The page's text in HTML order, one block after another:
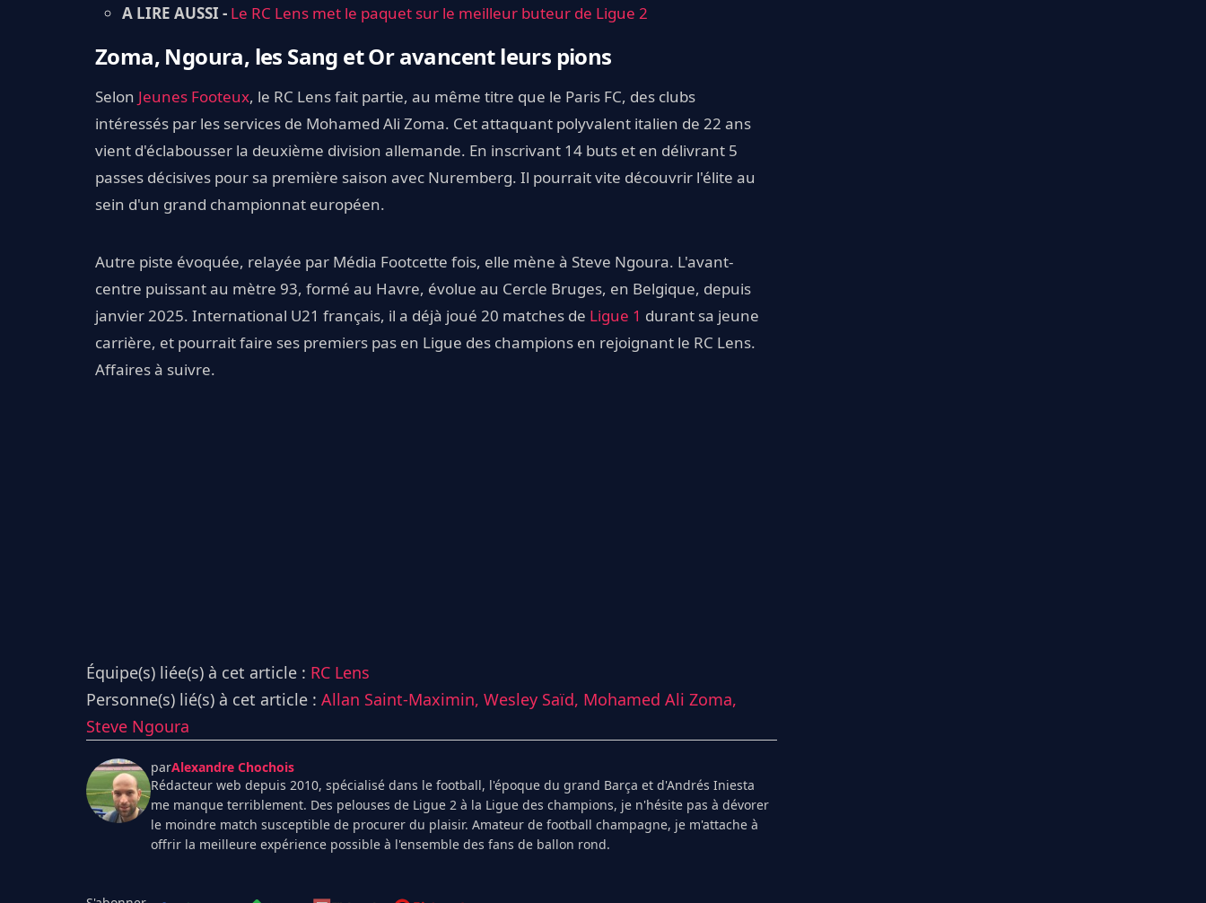
A LIRE AUSSI - Le RC Lens met le paquet sur le meilleur buteur de Ligue 2
Zoma, Ngoura, les Sang et Or avancent leurs pions
Selon Jeunes Footeux, le RC Lens fait partie, au même titre que le Paris FC, des clubs
intéressés par les services de Mohamed Ali Zoma. Cet attaquant polyvalent italien de 22 ans
vient d'éclabousser la deuxième division allemande. En inscrivant 14 buts et en délivrant 5
passes décisives pour sa première saison avec Nuremberg. Il pourrait vite découvrir l'élite au
sein d'un grand championnat européen.
Autre piste évoquée, relayée par Média Footcette fois, elle mène à Steve Ngoura. L'avant-
centre puissant au mètre 93, formé au Havre, évolue au Cercle Bruges, en Belgique, depuis
janvier 2025. International U21 français, il a déjà joué 20 matches de Ligue 1 durant sa jeune
carrière, et pourrait faire ses premiers pas en Ligue des champions en rejoignant le RC Lens.
Affaires à suivre.
Équipe(s) liée(s) à cet article : RC Lens
Personne(s) lié(s) à cet article : Allan Saint-Maximin, Wesley Saïd, Mohamed Ali Zoma,
Steve Ngoura
parAlexandre Chochois
Rédacteur web depuis 2010, spécialisé dans le football, l'époque du grand Barça et d'Andrés Iniesta
me manque terriblement. Des pelouses de Ligue 2 à la Ligue des champions, je n'hésite pas à dévorer
le moindre match susceptible de procurer du plaisir. Amateur de football champagne, je m'attache à
offrir la meilleure expérience possible à l'ensemble des fans de ballon rond.